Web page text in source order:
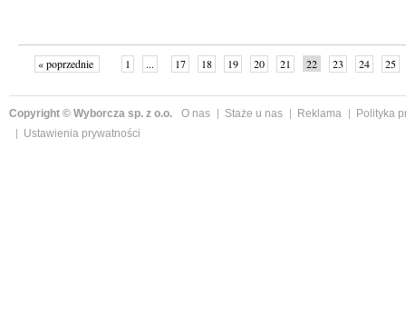
« poprzednie 1 ... 17 18 19 20 21 22 23 24
25
Copyright © Wyborcza sp. z o.o. O nas Staże u nas Reklama
Polityka
Ustawienia prywatności